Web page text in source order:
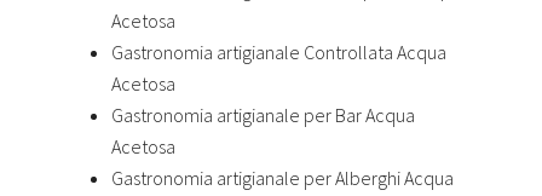
Acetosa
Gastronomia artigianale Controllata Acqua
Acetosa
Gastronomia artigianale per Bar Acqua
Acetosa
Gastronomia artigianale per Alberghi Acqua